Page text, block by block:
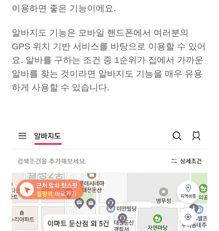
이용하면 좋은 기능이에요.
알바지도 기능은 모바일 핸드폰에서 여러분의
GPS 위치 기반 서비스를 바탕으로 이용할 수 있어
요. 알바를 구하는 조건 중 1순위가 집에서 가까운
알바를 찾는 것이라면 알바지도 기능을 매우 유용
하게 사용할 수 있습니다.